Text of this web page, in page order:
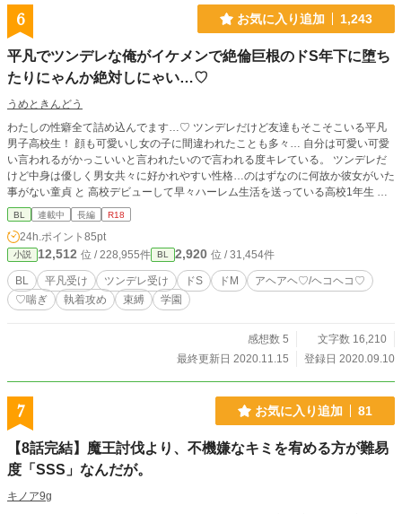
6 お気に入り追加 1,243
平凡でツンデレな俺がイケメンで絶倫巨根のドS年下に堕ち
たりにゃんか絶対しにゃい…♡
うめときんどう
わたしの性癖全て詰め込んでます…♡ ツンデレだけど友達もそこそこいる平凡
男子高校生！ 顔も可愛いし女の子に間違われたことも多々… 自分は可愛い可愛
い言われるがかっこいいと言われたいので言われる度キレている。 ツンデレだ
けど中身は優しく男女共々に好かれやすい性格…のはずなのに何故か彼女がいた
事がない童貞 と 高校デビューして早々ハーレム生活を送っている高校1年生 中
学生のころ何人もの女子に告白しまくられその度に付き合っているが1ヶ月も続
いたことがないらしい… だが高校に入ってから誰とも付き合ってないとか…？
束縛が激しくて性癖がエグい絶倫巨根!! の 2人のお話です♡ 小説は初めて書くの
でおかしい所が沢山あると思いますが、良ければ見てってください( .. ) 私の性癖
が沢山詰まっているのでストーリーになっているかは微妙なのですが、喘ぎ♡ア
ヘアヘ♡イキイキ♡の小説をお楽しみください/////
BL 連載中 長編 R18
24h.ポイント 85pt
小説 12,512 位 / 228,955件 BL 2,920 位 / 31,454件
BL 平凡受け ツンデレ受け ドS ドM
アヘアヘ♡/ヘコヘコ♡
♡喘ぎ
執着攻め 束縛 学園
感想数 5
文字数 16,210
最終更新日 2020.11.15
登録日 2020.09.10
7 お気に入り追加 81
【8話完結】魔王討伐より、不機嫌なキミを宥める方が難易
度「SSS」なんだが。
キノア9g